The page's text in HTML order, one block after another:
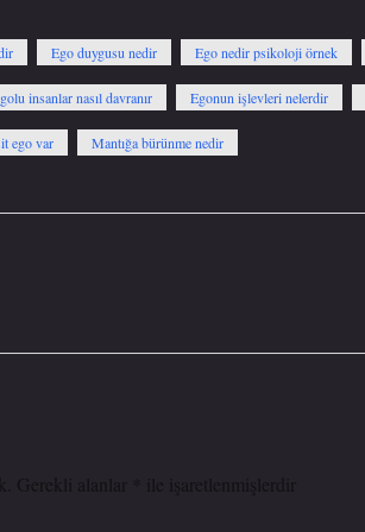
Ego duygusu nedir Ego nedir psikoloji örnek
insanlar nasıl davranır Egonun işlevleri nelerdir
ego var Mantığa bürünme nedir
Gerekli alanlar ile işaretlenmişlerdir